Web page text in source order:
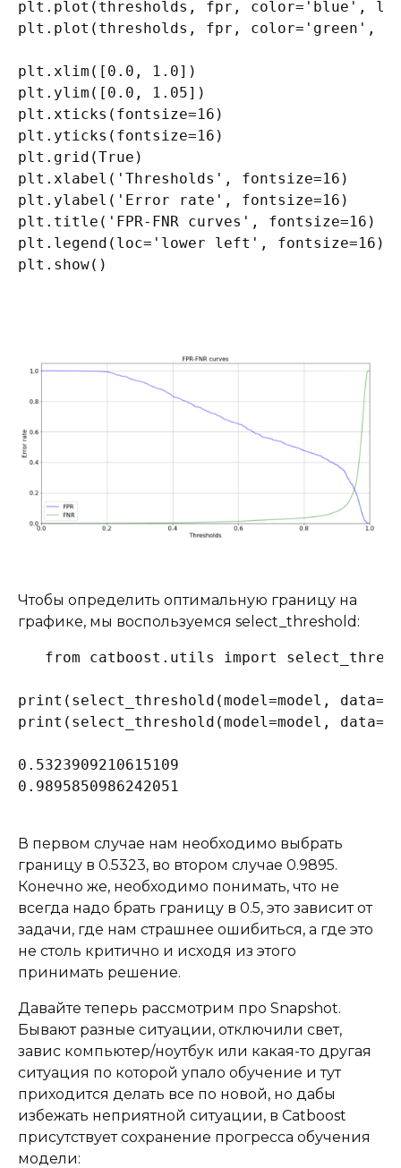
plt.plot(thresholds, fpr, color='blue',
plt.plot(thresholds, fpr, color='green',
plt.xlim([0.0, 1.0])
plt.ylim([0.0, 1.05])
plt.xticks(fontsize=16)
plt.yticks(fontsize=16)
plt.grid(True)
plt.xlabel('Thresholds', fontsize=16)
plt.ylabel('Error rate', fontsize=16)
plt.title('FPR-FNR curves', fontsize=16)
plt.legend(loc='lower left', fontsize=16)
plt.show()
Чтобы определить оптимальную границу на
графике, мы воспользуемся select_threshold:
from catboost.utils import
print(select_threshold(model=model,
print(select_threshold(model=model,
0.5323909210615109
0.9895850986242051
В первом случае нам необходимо выбрать
границу в 0.5323, во втором случае 0.9895.
Конечно же, необходимо понимать, что не
всегда надо брать границу в 0.5, это зависит от
задачи, где нам страшнее ошибиться, а где это
не столь критично и исходя из этого
принимать решение.
Давайте теперь рассмотрим про Snapshot.
Бывают разные ситуации, отключили свет,
завис компьютер/ноутбук или какая-то другая
ситуация по которой упало обучение и тут
приходится делать все по новой, но дабы
избежать неприятной ситуации, в Catboost
присутствует сохранение прогресса обучения
модели: